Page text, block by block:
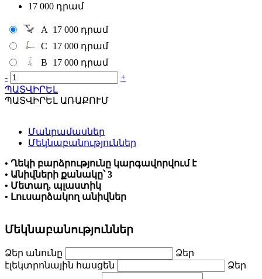
17 000 դրամ
A
17 000 դրամ
C
17 000 դրամ
B
17 000 դրամ
-
+
ՊԱՏՎԻՐԵԼ
ՊԱՏՎԻՐԵԼ ԱՌԱՔՈՒՄ
Մանրամասներ
Մեկնաբանություններ
• Ղեկի բարձրությունը կարգավորվում է
• Անիվների քանակը՝ 3
• Մետաղ, պլաստիկ
• Լուսարձակող անիվներ
Մեկնաբանություններ
Ձեր անունը
Ձեր
էլեկտրոնային հասցեն
Ձեր